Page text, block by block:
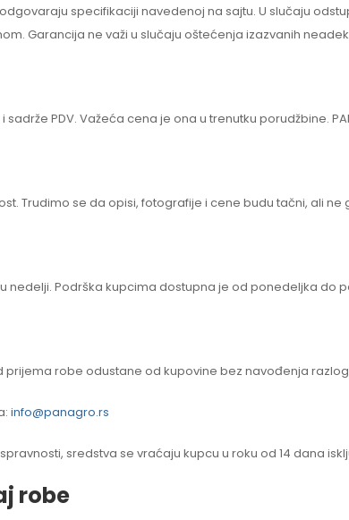
specifikaciji navedenoj na sajtu. U slučaju
Garancija ne važi u slučaju oštećenja izazvanih
PDV. Važeća cena je ona u trenutku porudžbine.
Trudimo se da opisi, fotografije i cene budu tačni, ali
nedelji. Podrška kupcima dostupna je od ponedeljka do
prijema robe odustane od kupovine bez navođenja
info@panagro.rs
sredstva se vraćaju kupcu u roku od 14 dana
robe